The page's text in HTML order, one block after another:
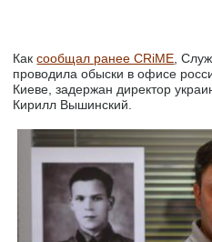
Каксообщал ранее CRiME,
проводила обыски в офисе
Киеве, задержан директор
Кирилл Вышинский.